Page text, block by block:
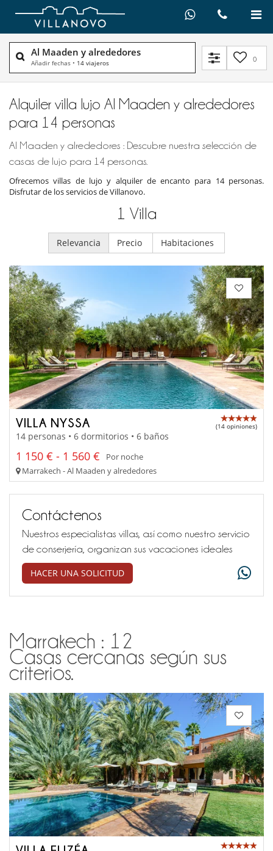
Al Maaden y alrededores
Añadir fechas • 14 viajeros 0
Alquiler villa lujo Al Maaden y alrededores
para 14 personas
Al Maaden y alrededores : Descubre nuestra selección de
casas de lujo para 14 personas.
Ofrecemos villas de lujo y alquiler de encanto para 14 personas.
Disfrutar de los servicios de Villanovo.
1 Villa
Relevancia Precio Habitaciones
VILLA NYSSA (14 opiniones)
14 personas • 6 dormitorios • 6 baños
1 150 € - 1 560 €
Por noche
Marrakech - Al Maaden y alrededores
Contáctenos
Nuestros especialistas villas, así como nuestro servicio
de conserjería, organizan sus vacaciones ideales
HACER UNA SOLICITUD
Marrakech : 12
Casas cercanas según sus
criterios.